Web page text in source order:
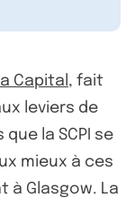
Capital , fait
leviers de
la SCPI se
mieux à ces
Glasgow. La